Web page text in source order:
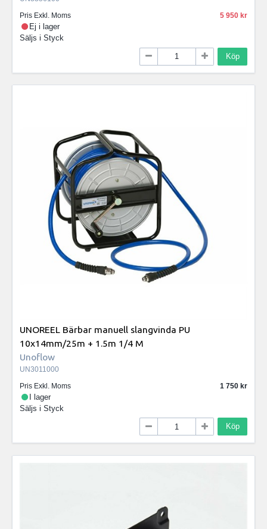
Pris Exkl. Moms
5 950
Ej i lager
Säljs i Styck
Köp
UNOREEL Bärbar manuell slangvinda PU
10x14mm/25m + 1.5m 1/4 M
Unoflow
UN3011000
Pris Exkl. Moms
1 750
I lager
Säljs i Styck
Köp